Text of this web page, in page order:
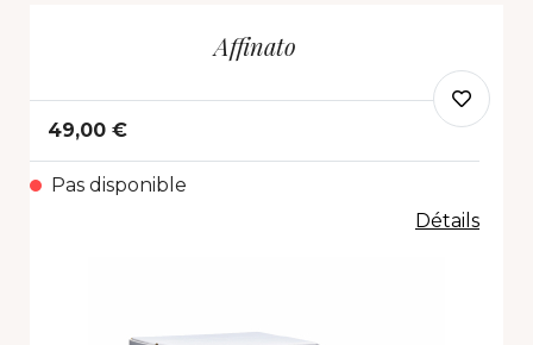
Affinato
49,00 €
Pas disponible
Détails